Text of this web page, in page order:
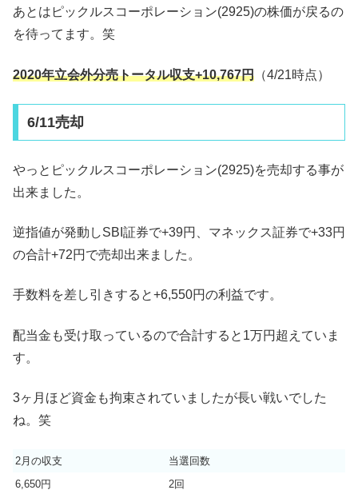
あとはピックルスコーポレーション(2925)の株価が戻るの
を待ってます。笑
2020年立会外分売トータル収支+10,767円 （4/21時点）
6/11売却
やっとピックルスコーポレーション(2925)を売却する事が
出来ました。
逆指値が発動しSBI証券で+39円、マネックス証券で+33円
の合計+72円で売却出来ました。
手数料を差し引きすると+6,550円の利益です。
配当金も受け取っているので合計すると1万円超えていま
す。
3ヶ月ほど資金も拘束されていましたが長い戦いでした
ね。笑
2月の収支
当選回数
6,650円
2回